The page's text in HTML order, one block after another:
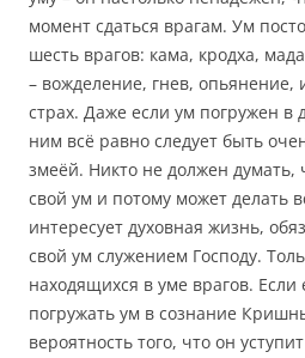
момент сдаться врагам. Ум
шесть врагов: кама, кродха,
– вожделение, гнев, опьянение,
страх. Даже если ум погружен в
ним всё равно следует быть
змеёй. Никто не должен думать,
свой ум и потому может делать
интересует духовная жизнь,
свой ум служением Господу.
находящихся в уме врагов. Если
погружать ум в сознание
вероятность того, что он